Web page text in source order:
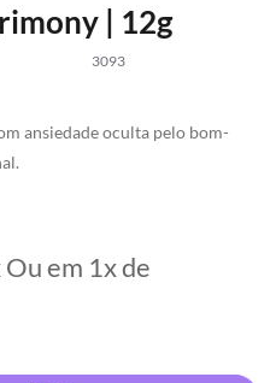
| 12g
3093
ansiedade oculta pelo bom-
Ou em 1xde